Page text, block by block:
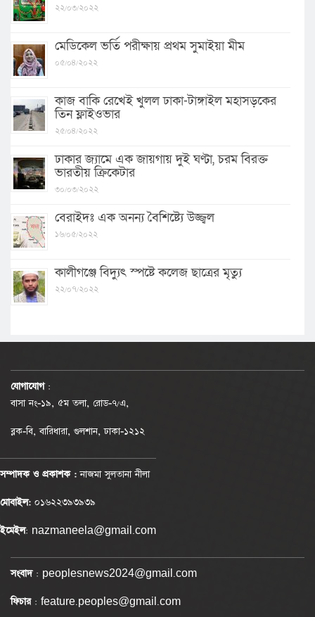
২২/০৩/২০২২
মেডিকেল ভর্তি পরীক্ষায় প্রথম সুমাইয়া মীম
০৫/০৪/২০২২
কাজ বাকি রেখেই খুলল ঢাকা-টাঙ্গাইল মহাসড়কের
তিন ফ্লাইওভার
২৫/০৪/২০২২
ঢাকার জ্যামে এক জায়গায় দুই ঘণ্টা, চরম বিরক্ত
ভারতীয় ক্রিকেটার
৩০/০৩/২০২২
বেরাইদঃ এক অনন্য বৈশিষ্ট্যে উজ্জ্বল
১৬/০৫/২০২২
কালীগঞ্জে বিদ্যুৎ স্পষ্টে কলেজ ছাত্রের মৃত্যু
২২/০৭/২০২২
যোগাযোগ :
বাসা নং-১৯, ৫ম তলা, রোড-৭/এ,
ব্লক-বি, বারিধারা, গুলশান, ঢাকা-১২১২
সম্পাদক ও প্রকাশক :নাজমা সুলতানা নীলা
মোবাইল: ০১৬২২৩৯৩৯৩৯
ইমেইল: nazmaneela@gmail.com
সংবাদ: peoplesnews2024@gmail.com
ফিচার: feature.peoples@gmail.com